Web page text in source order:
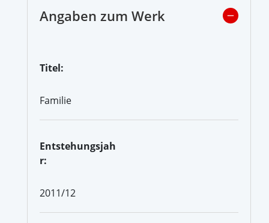
Angaben zum Werk
Titel:
Familie
Entstehungsjah
r:
2011/12